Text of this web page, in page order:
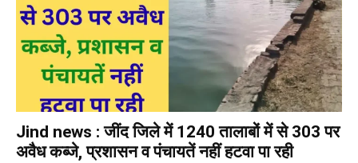
Jind news : जींद जिले में 1240 तालाबों में से 303 पर
अवैध कब्जे, प्रशासन व पंचायतें नहीं हटवा पा रही